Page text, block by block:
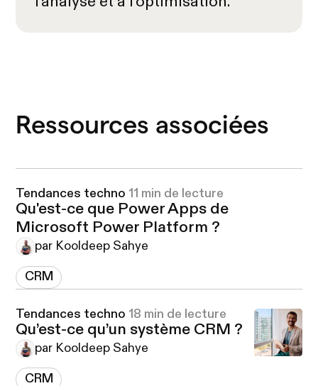
Ressources associées
Tendances techno 11 min de lecture
Qu'est-ce que Power Apps de
Microsoft Power Platform ?
par Kooldeep Sahye
CRM
Tendances techno 18 min de lecture
Qu’est-ce qu’un système CRM ?
par Kooldeep Sahye
CRM